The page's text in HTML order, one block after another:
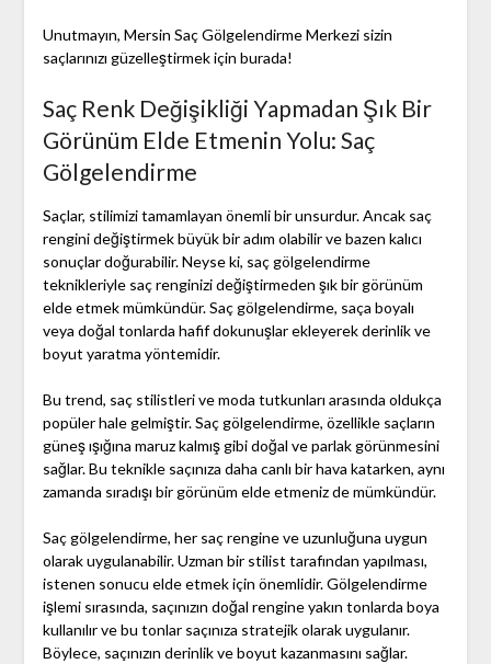
Unutmayın, Mersin Saç Gölgelendirme Merkezi sizin
saçlarınızı güzelleştirmek için burada!
Saç Renk Değişikliği Yapmadan Şık Bir
Görünüm Elde Etmenin Yolu: Saç
Gölgelendirme
Saçlar, stilimizi tamamlayan önemli bir unsurdur. Ancak saç
rengini değiştirmek büyük bir adım olabilir ve bazen kalıcı
sonuçlar doğurabilir. Neyse ki, saç gölgelendirme
teknikleriyle saç renginizi değiştirmeden şık bir görünüm
elde etmek mümkündür. Saç gölgelendirme, saça boyalı
veya doğal tonlarda hafif dokunuşlar ekleyerek derinlik ve
boyut yaratma yöntemidir.
Bu trend, saç stilistleri ve moda tutkunları arasında oldukça
popüler hale gelmiştir. Saç gölgelendirme, özellikle saçların
güneş ışığına maruz kalmış gibi doğal ve parlak görünmesini
sağlar. Bu teknikle saçınıza daha canlı bir hava katarken, aynı
zamanda sıradışı bir görünüm elde etmeniz de mümkündür.
Saç gölgelendirme, her saç rengine ve uzunluğuna uygun
olarak uygulanabilir. Uzman bir stilist tarafından yapılması,
istenen sonucu elde etmek için önemlidir. Gölgelendirme
işlemi sırasında, saçınızın doğal rengine yakın tonlarda boya
kullanılır ve bu tonlar saçınıza stratejik olarak uygulanır.
Böylece, saçınızın derinlik ve boyut kazanmasını sağlar.